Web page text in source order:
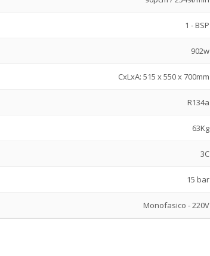
1 - BSP
902w
CxLxA: 515 x 550 x 700mm
R134a
63Kg
3C
15 bar
Monofasico - 220V